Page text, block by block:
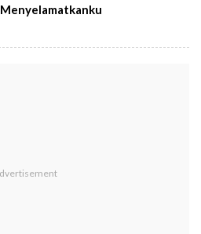
Menyelamatkanku